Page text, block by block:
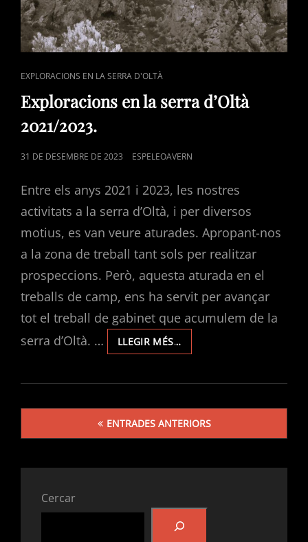
CAT
LINKS
EXPLORACIONS EN LA SERRA D'OLTÀ
Exploracions en la serra d’Oltà
2021/2023.
POSTED
31 DE DESEMBRE DE 2023 ESPELEOAVERN
Entre els anys 2021 i 2023, les nostres
activitats a la serra d’Oltà, i per diversos
motius, es van veure aturades. Apropant-nos
a la zona de treball tant sols per realitzar
prospeccions. Però, aquesta aturada en el
treballs de camp, ens ha servit per avançar
tot el treball de gabinet que acumulem de la
serra d’Oltà. …
LLEGIR MÉS…
EN
SERRA
2021/2023.
Navegació
ENTRADES ANTERIORS
Cercar